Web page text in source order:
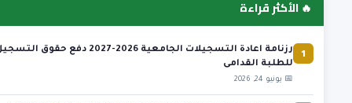
🔥 الأكثر قراءة
1
رزنامة اعادة التسجيلات الجامعية 2026-2027 دفع حقوق
للطلبة القدامى
📅 يونيو 24, 2026